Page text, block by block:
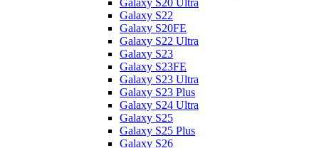
Galaxy S20 Ultra
Galaxy S22
Galaxy S20FE
Galaxy S22 Ultra
Galaxy S23
Galaxy S23FE
Galaxy S23 Ultra
Galaxy S23 Plus
Galaxy S24 Ultra
Galaxy S25
Galaxy S25 Plus
Galaxy S26